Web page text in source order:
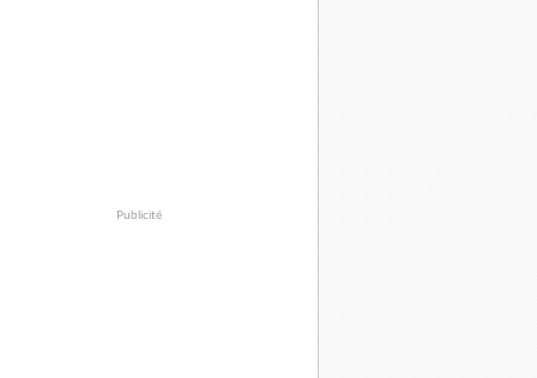
Publicité